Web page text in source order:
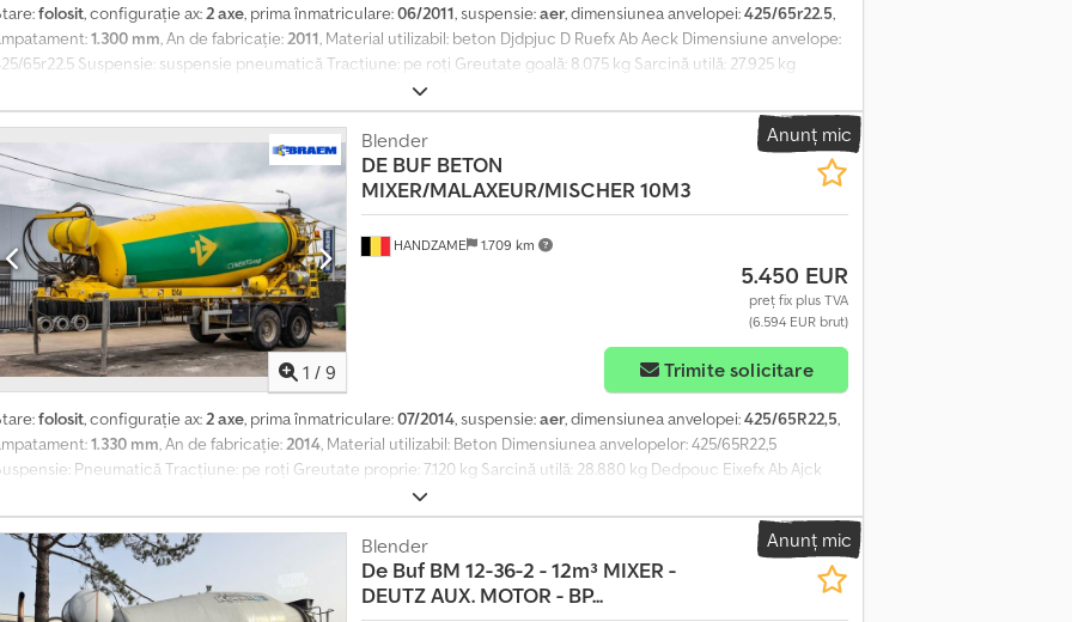
folosit, configurație ax:2 axe, prima înmatriculare:06/2011, suspensie:aer, dimensiunea anvelopei:425/65r22.5,
1.300 mm, An de fabricație:2011, Material utilizabil: beton Djdpjuc D Ruefx Ab Aeck Dimensiune anvelope:
65r22.5 Suspensie: suspensie pneumatică Tracțiune: pe roți Greutate goală: 8.075 kg Sarcină utilă: 27.925 kg
Anunț mic
1 / 9
HANDZAME 1.709 km
Blender
DE BUF BETON
MIXER/MALAXEUR/MISCHER 10M3
5.450 EUR
preț fix plus TVA
(6.594 EUR brut)
Trimite solicitare
folosit, configurație ax:2 axe, prima înmatriculare:07/2014, suspensie:aer, dimensiunea anvelopei:425/65R22,5,
1.330 mm, An de fabricație:2014, Material utilizabil: Beton Dimensiunea anvelopelor: 425/65R22,5
Pneumatică Tracțiune: pe roți Greutate proprie: 7.120 kg Sarcină utilă: 28.880 kg Dedpouc Eixefx Ab Ajck
Anunț mic
Blender
De Buf BM 12-36-2 - 12m³ MIXER -
DEUTZ AUX. MOTOR - BP...